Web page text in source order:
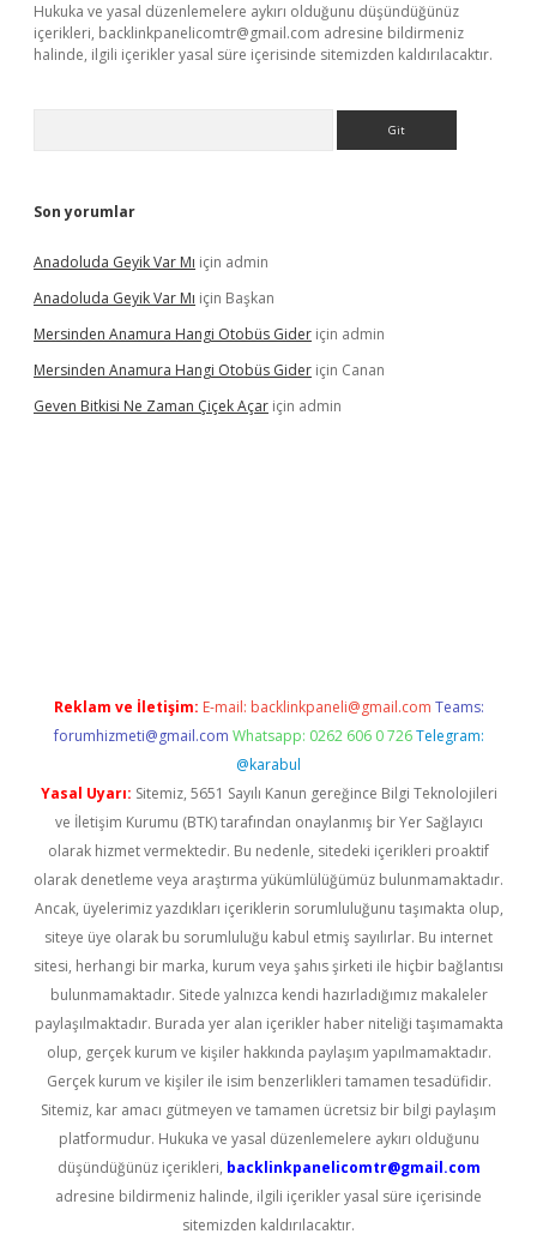
Hukuka ve yasal düzenlemelere aykırı olduğunu düşündüğünüz
içerikleri, backlinkpanelicomtr@gmail.com adresine bildirmeniz
halinde, ilgili içerikler yasal süre içerisinde sitemizden kaldırılacaktır.
Son yorumlar
Anadoluda Geyik Var Mı için admin
Anadoluda Geyik Var Mı için Başkan
Mersinden Anamura Hangi Otobüs Gider için admin
Mersinden Anamura Hangi Otobüs Gider için Canan
Geven Bitkisi Ne Zaman Çiçek Açar için admin
Reklam ve İletişim: E-mail: backlinkpaneli@gmail.com Teams:
forumhizmeti@gmail.com Whatsapp: 0262 606 0 726 Telegram:
@karabul
Yasal Uyarı: Sitemiz, 5651 Sayılı Kanun gereğince Bilgi Teknolojileri
ve İletişim Kurumu (BTK) tarafından onaylanmış bir Yer Sağlayıcı
olarak hizmet vermektedir. Bu nedenle, sitedeki içerikleri proaktif
olarak denetleme veya araştırma yükümlülüğümüz bulunmamaktadır.
Ancak, üyelerimiz yazdıkları içeriklerin sorumluluğunu taşımakta olup,
siteye üye olarak bu sorumluluğu kabul etmiş sayılırlar. Bu internet
sitesi, herhangi bir marka, kurum veya şahıs şirketi ile hiçbir bağlantısı
bulunmamaktadır. Sitede yalnızca kendi hazırladığımız makaleler
paylaşılmaktadır. Burada yer alan içerikler haber niteliği taşımamakta
olup, gerçek kurum ve kişiler hakkında paylaşım yapılmamaktadır.
Gerçek kurum ve kişiler ile isim benzerlikleri tamamen tesadüfidir.
Sitemiz, kar amacı gütmeyen ve tamamen ücretsiz bir bilgi paylaşım
platformudur. Hukuka ve yasal düzenlemelere aykırı olduğunu
düşündüğünüz içerikleri, backlinkpanelicomtr@gmail.com
adresine bildirmeniz halinde, ilgili içerikler yasal süre içerisinde
sitemizden kaldırılacaktır.